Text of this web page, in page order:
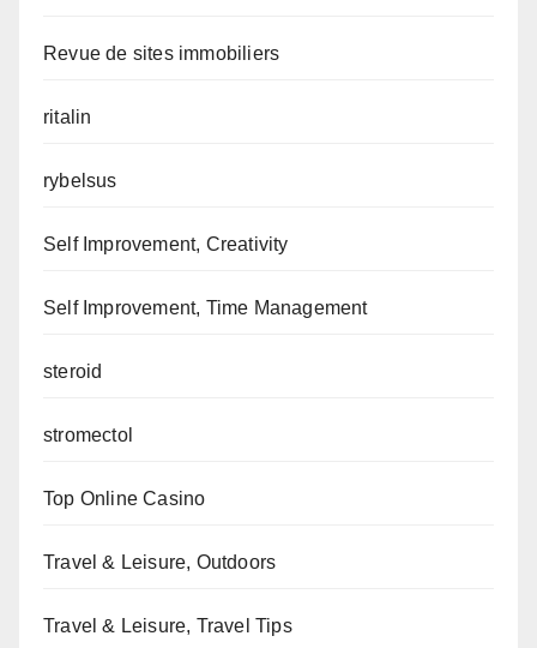
Revue de sites immobiliers
ritalin
rybelsus
Self Improvement, Creativity
Self Improvement, Time Management
steroid
stromectol
Top Online Casino
Travel & Leisure, Outdoors
Travel & Leisure, Travel Tips